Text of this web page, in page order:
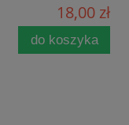
18,00 zł
do koszyka